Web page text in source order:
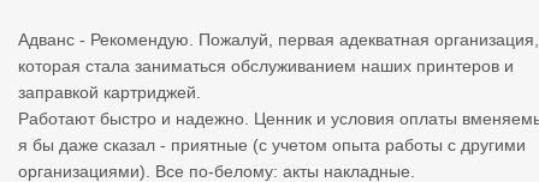
Адванс - Рекомендую. Пожалуй, первая адекватная организация,
которая стала заниматься обслуживанием наших принтеров и
заправкой картриджей.
Работают быстро и надежно. Ценник и условия оплаты
я бы даже сказал - приятные (с учетом опыта работы с другими
организациями). Все по-белому: акты накладные.